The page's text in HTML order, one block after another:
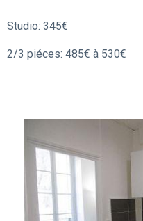
Studio: 345€
2/3 piéces: 485€ à 530€